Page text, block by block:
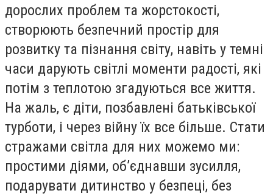
дорослих проблем та жорстокості,
створюють безпечний простір для
розвитку та пізнання світу, навіть у темні
часи дарують світлі моменти радості, які
потім з теплотою згадуються все життя.
На жаль, є діти, позбавлені батьківської
турботи, і через війну їх все більше. Стати
стражами світла для них можемо ми:
простими діями, об’єднавши зусилля,
подарувати дитинство у безпеці, без